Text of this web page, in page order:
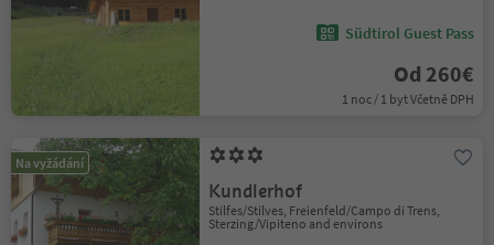
Südtirol Guest Pass
Od 260€
1 noc / 1 byt Včetně DPH
Na vyžádání
Kundlerhof
Stilfes/Stilves, Freienfeld/Campo di Trens,
Sterzing/Vipiteno and environs